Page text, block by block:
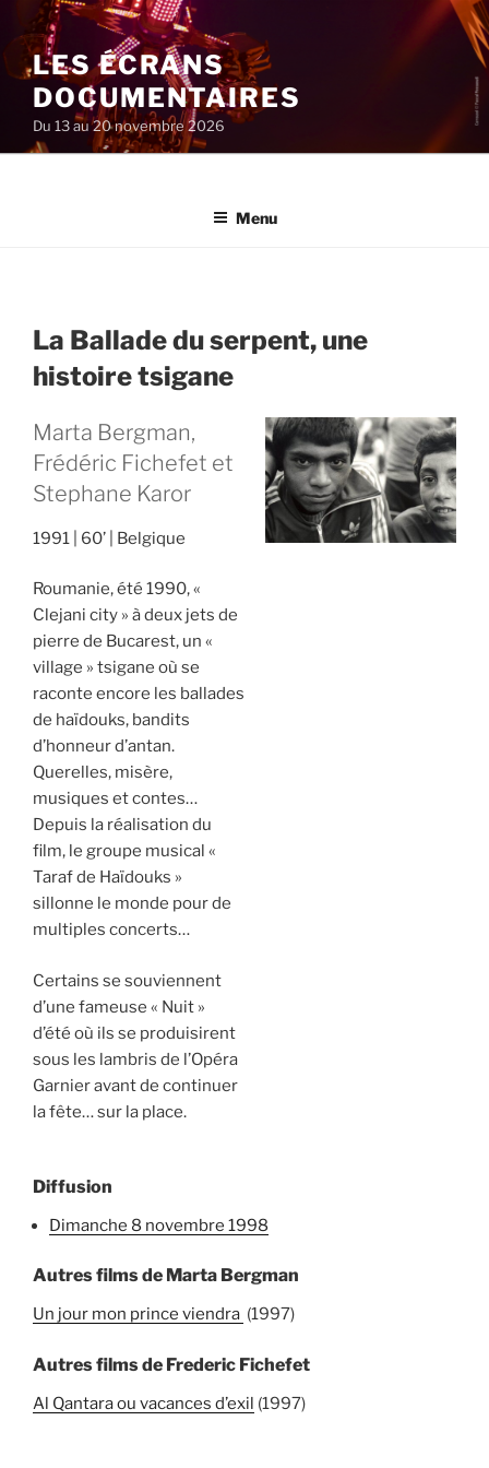
au
contenu
principal
LES ÉCRANS
DOCUMENTAIRES
Du 13 au 20 novembre 2026
Menu
La Ballade du serpent, une
histoire tsigane
Marta Bergman,
Frédéric Fichefet et
Stephane Karor
1991 60’ Belgique
Roumanie, été 1990, «
Clejani city » à deux jets de
pierre de Bucarest, un «
village » tsigane où se
raconte encore les ballades
de haïdouks, bandits
d’honneur d’antan.
Querelles, misère,
musiques et contes…
Depuis la réalisation du
film, le groupe musical «
Taraf de Haïdouks »
sillonne le monde pour de
multiples concerts…
Certains se souviennent
d’une fameuse « Nuit »
d’été où ils se produisirent
sous les lambris de l’Opéra
Garnier avant de continuer
la fête… sur la place.
Diffusion
dimanche 8 novembre 1998
Autres films de Marta Bergman
Un jour mon prince viendra (1997)
Autres films de Frederic Fichefet
Al Qantara ou vacances d’exil (1997)